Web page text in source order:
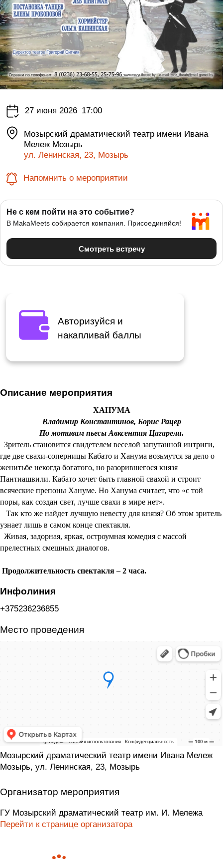
27 июня 2026 17:00
Мозырский драматический театр имени Ивана
Мележ Мозырь
ул. Ленинская, 23, Мозырь
Напомнить о мероприятии
Авторизуйся и
накапливай баллы
Описание мероприятия
ХАНУМА
Владимир Константинов, Борис Рацер
По мотивам пьесы Авксентия Цагарели.
Зритель становится свидетелем веселой запутанной интриги,
где две свахи-соперницы Кабато и Ханума возьмутся за дело о
женитьбе некогда богатого, но разорившегося князя
Пантиашвили. Кабато хочет быть главной свахой и строит
всяческие препоны Хануме. Но Ханума считает, что «с той
поры, как создан свет, лучше свахи в мире нет».
Так кто же найдет лучшую невесту для князя? Об этом зритель
узнает лишь в самом конце спектакля.
Живая, задорная, яркая, остроумная комедия с массой
прелестных смешных диалогов.
Продолжительность спектакля – 2 часа.
Инфолиния
+375236236855
Место проведения
Мозырский драматический театр имени Ивана Мележ
Мозырь, ул. Ленинская, 23, Мозырь
Организатор мероприятия
ГУ Мозырский драматический театр им. И. Мележа
Перейти к странице организатора